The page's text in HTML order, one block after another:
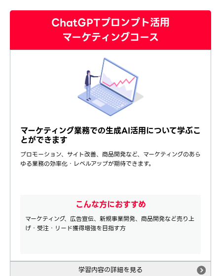
ChatGPTプロンプト活用
マーケティングコース
マーケティング業務での生成AI活用について学ぶこ
とができます
プロモーション、サイト改善、商品開発など、マーケティングのあら
ゆる業務の効率化・レベルアップが期待できます。
こんな方におすすめ
マーケティング、広告宣伝、新規事業開発、商品開発など売り上
げ・受注・リード獲得増強を目指す方
学習内容の詳細を見る